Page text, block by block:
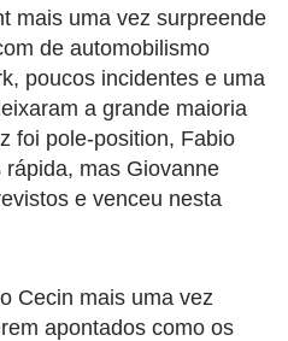
mais uma vez surpreende
de automobilismo
poucos incidentes e uma
a grande maioria
foi pole-position, Fabio
mas Giovanne
e venceu nesta
Cecin mais uma vez
apontados como os